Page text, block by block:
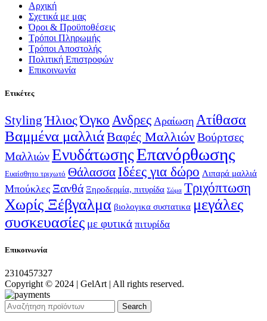
Αρχική
Σχετικά με μας
Όροι & Προϋποθέσεις
Τρόποι Πληρωμής
Τρόποι Αποστολής
Πολιτική Επιστροφών
Επικοινωνία
Ετικέτες
Styling Ήλιος ΌγκοΑνδρες Αραίωση Ατίθασα
Βαμμένα μαλλιάΒαφές ΜαλλιώνΒούρτσες
ΜαλλιώνΕνυδάτωσηςΕπανόρθωσης
Ευαίσθητο τριχωτό ΘάλασσαΙδέες για δώρο Λιπαρά μαλλιά
Μπούκλες Ξανθά Ξηροδερμία, πιτυρίδα Σώμα Τριχόπτωση
Χωρίς Ξέβγαλμα βιολογικα συστατικα μεγάλες
συσκευασίες με φυτικά πιτυρίδα
Επικοινωνία
2310457327
Copyright © 2024 | GelArt | All rights reserved.
Search